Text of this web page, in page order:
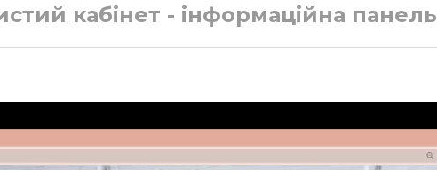
кабінет - інформаційна панель